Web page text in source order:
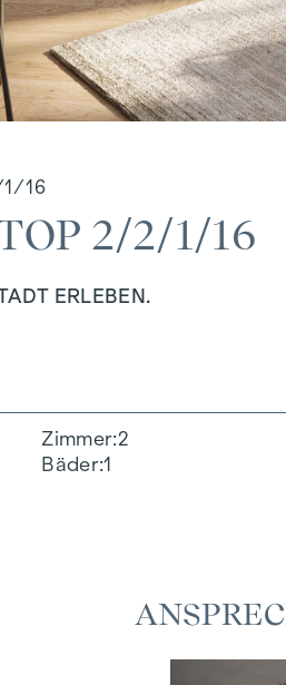
16
2/2/1/16
ERLEBEN.
Zimmer 2
Bäder 1